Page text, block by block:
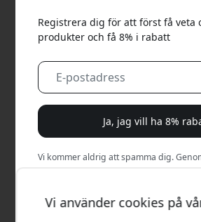
Vi använder cookies på
Registrera dig för att först få veta
produkter och få 8% i rabatt
Ja, jag vill ha 8%
Vi kommer aldrig att spamma dig.